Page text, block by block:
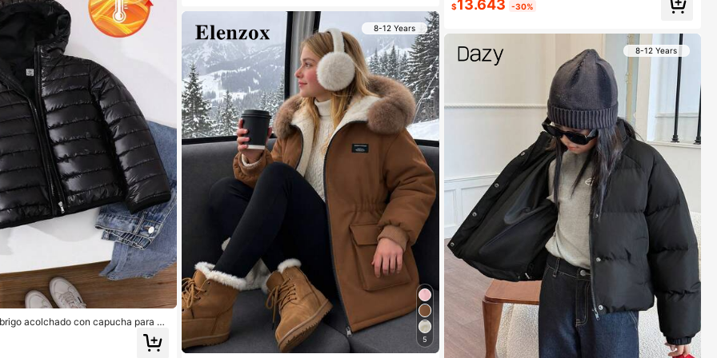
acolchado con capucha para ni
y versátil, para otoño/invierno
8-12 Years
5
$13.643 -30%
8-12 Years